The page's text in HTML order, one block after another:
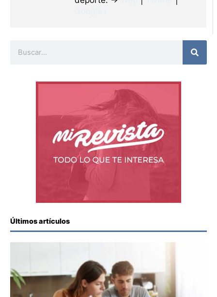
Últimos artículos